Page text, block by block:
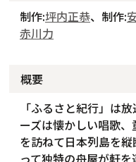
制作:坪内正恭、制作:
赤川力
概要
「ふるさと紀行」は
ーズは懐かしい唱歌
を訪ねて日本列島を
って独特の舟屋が軒